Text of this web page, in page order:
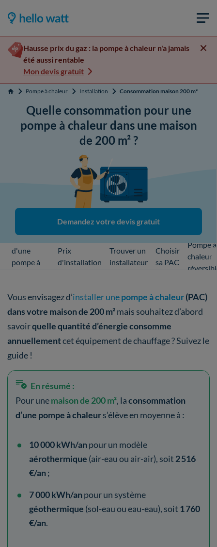
Hausse prix du gaz : la pompe à chaleur n'a jamais
été aussi rentable
Mon devis gratuit
Accueil Pompe à chaleur Installation Consommation maison 200 m²
Quelle consommation pour une
pompe à chaleur dans une maison
de 200 m² ?
Demandez votre devis gratuit
d'une
pompe à
Prix
d'installation
Trouver un
installateur
Choisir
sa PAC
Pompe à
chaleur
Vous envisagez d’installer unepompe à chaleur(PAC)
dans votre maison de 200 m²mais souhaitez d’abord
savoirquelle quantité d’énergie consomme
annuellementcet équipement de chauffage ? Suivez le
guide !
En résumé :
Pour unemaison de 200 m², laconsommation
d’une pompe à chaleurs’élève en moyenne à :
10 000 kWh/anpour un modèle
aérothermique (air-eau ou air-air), soit 2 516
€/an;
7 000 kWh/anpour un système
géothermique (sol-eau ou eau-eau), soit 1 760
€/an.